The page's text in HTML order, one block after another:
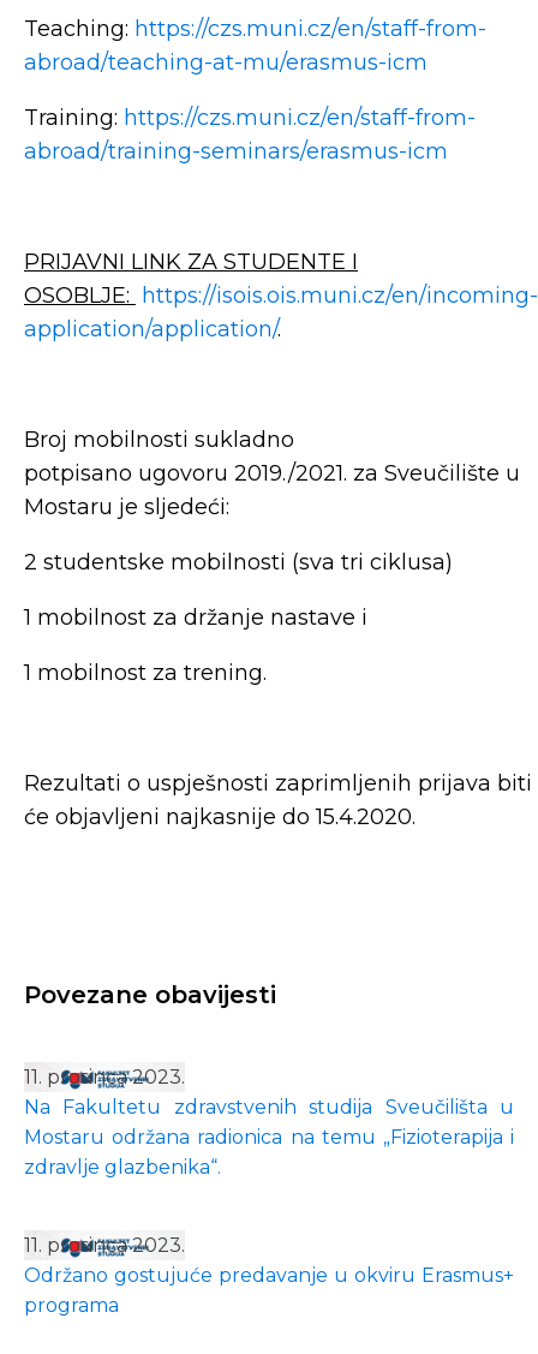
Teaching: https://czs.muni.cz/en/staff-from-
abroad/teaching-at-mu/erasmus-icm
Training: https://czs.muni.cz/en/staff-from-
abroad/training-seminars/erasmus-icm
PRIJAVNI LINK ZA STUDENTE I
OSOBLJE:
https://isois.ois.muni.cz/en/incoming-
application/application/.
Broj mobilnosti sukladno
potpisano ugovoru 2019./2021. za Sveučilište u
Mostaru je sljedeći:
2 studentske mobilnosti (sva tri ciklusa)
1 mobilnost za držanje nastave i
1 mobilnost za trening.
Rezultati o uspješnosti zaprimljenih prijava biti
će objavljeni najkasnije do 15.4.2020.
Povezane obavijesti
11. prosinca 2023.
Na Fakultetu zdravstvenih studija Sveučilišta u
Mostaru održana radionica na temu „Fizioterapija i
zdravlje glazbenika“.
11. prosinca 2023.
Održano gostujuće predavanje u okviru Erasmus+
programa